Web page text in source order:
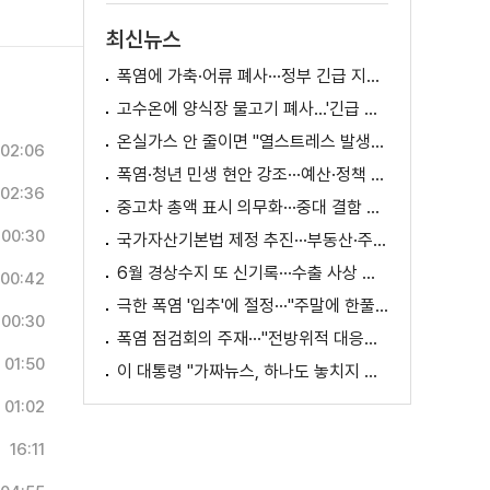
02:06
02:36
00:30
00:42
00:30
01:50
01:02
16:11
최신뉴스
폭염에 가축·어류 폐사···정부 긴급 지원책 마련
고수온에 양식장 물고기 폐사...'긴급 방류' 지원
온실가스 안 줄이면 "열스트레스 발생일 29배 증가"
폭염·청년 민생 현안 강조···예산·정책 방향 제시
중고차 총액 표시 의무화···중대 결함 시 '계약 해제'
국가자산기본법 제정 추진···부동산·주식 등 통합 관리
6월 경상수지 또 신기록···수출 사상 첫 1천억 달러
극한 폭염 '입추'에 절정···"주말에 한풀 꺾인다"
폭염 점검회의 주재···"전방위적 대응체계 가동"
이 대통령 "가짜뉴스, 하나도 놓치지 말고 바로잡아야"